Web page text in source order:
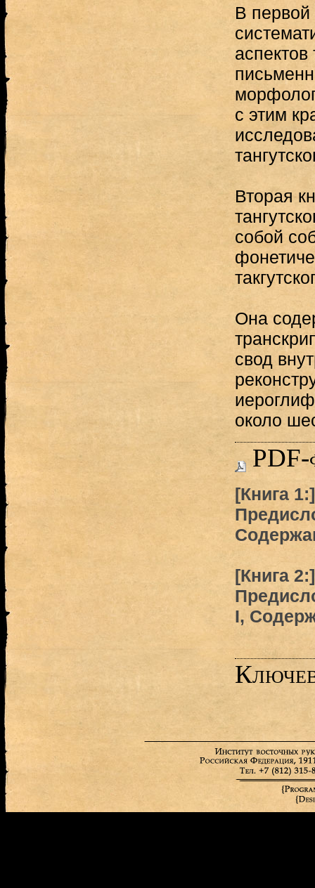
В первой
аспектов
с этим
Вторая
собой
Она
свод
около
PDF-
[Книга
[Книга
I,